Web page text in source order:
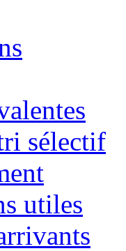
sélectif
utiles